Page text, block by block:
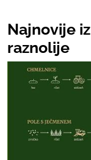
Najnovije
raznolije